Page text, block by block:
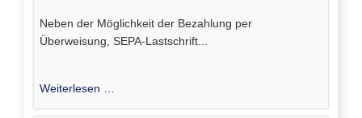
Neben der Möglichkeit der Bezahlung per
Überweisung, SEPA-Lastschrift...
Weiterlesen …